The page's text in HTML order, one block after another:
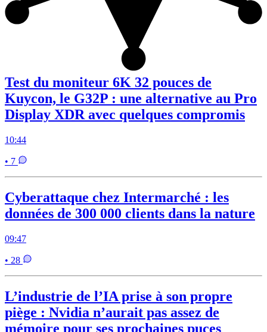
Test du moniteur 6K 32 pouces de
Kuycon, le G32P : une alternative au Pro
Display XDR avec quelques compromis
10:44
• 7
Cyberattaque chez Intermarché : les
données de 300 000 clients dans la nature
09:47
• 28
L’industrie de l’IA prise à son propre
piège : Nvidia n’aurait pas assez de
mémoire pour ses prochaines puces